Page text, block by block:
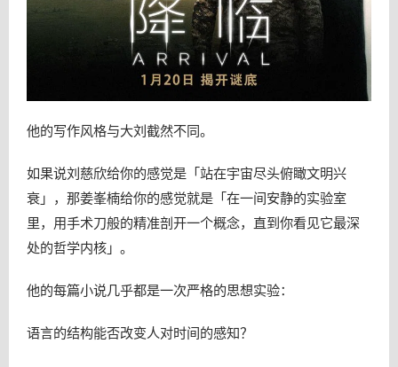
他的写作风格与大刘截然不同。
如果说刘慈欣给你的感觉是「站在宇宙尽头俯瞰文明兴
衰」，那姜峯楠给你的感觉就是「在一间安静的实验室
里，用手术刀般的精准剖开一个概念，直到你看见它最深
处的哲学内核」。
他的每篇小说几乎都是一次严格的思想实验：
语言的结构能否改变人对时间的感知？